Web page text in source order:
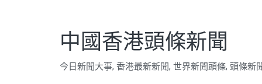
中國香港頭條新聞
今日新聞大事, 香港最新新聞, 世界新聞頭條, 頭條新